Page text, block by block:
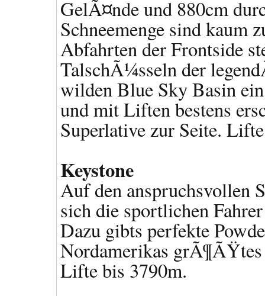
GelÃ¤nde und 880cm
Schneemenge sind kaum
Abfahrten der Frontside
TalschÃ¼sseln der
wilden Blue Sky Basin
und mit Liften bestens
Superlative zur Seite.
Keystone
Auf den anspruchsvollen
sich die sportlichen
Dazu gibts perfekte
Nordamerikas
Lifte bis 3790m.